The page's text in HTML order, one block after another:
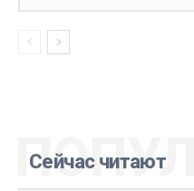
Сейчас читают